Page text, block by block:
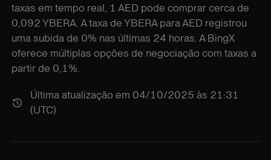
taxas em tempo real, 1 AED pode comprar cerca de
0,092 YBERA. A taxa de YBERA para AED registrou
uma subida de 0% nas últimas 24 horas. A BingX
oferece múltiplas opções de negociação com taxas a
partir de 0,1%.
Última atualização em 04/10/2025 às 21:31
(UTC)